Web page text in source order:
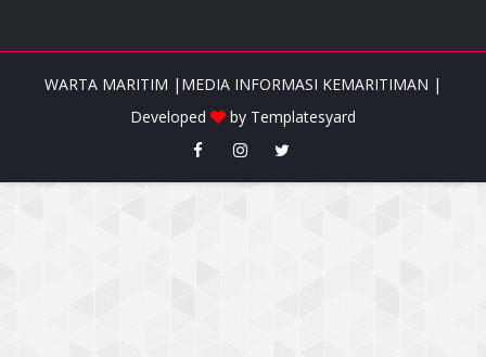
WARTA MARITIM |MEDIA INFORMASI KEMARITIMAN |
Developed
by Templatesyard